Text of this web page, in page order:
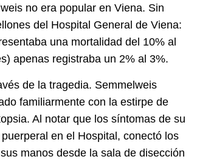
no era popular en Viena. Sin
del Hospital General de Viena:
una mortalidad del 10% al
apenas registraba un 2% al 3%.
de la tragedia. Semmelweis
familiarmente con la estirpe de
Al notar que los síntomas de su
en el Hospital, conectó los
manos desde la sala de disección